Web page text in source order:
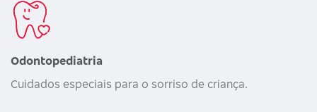
Odontopediatria
Cuidados especiais para o sorriso de criança.